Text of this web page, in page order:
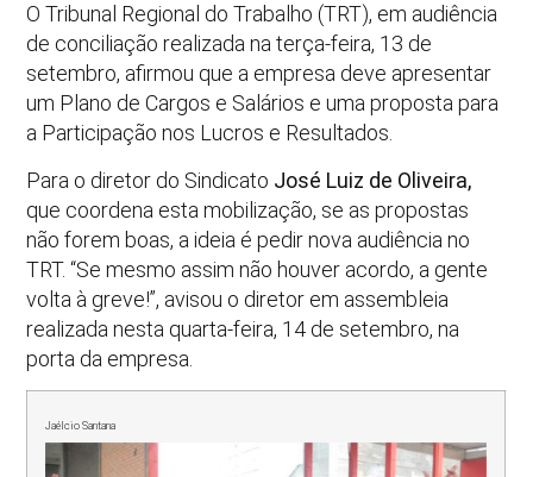
O Tribunal Regional do Trabalho (TRT), em audiência
de conciliação realizada na terça-feira, 13 de
setembro, afirmou que a empresa deve apresentar
um Plano de Cargos e Salários e uma proposta para
a Participação nos Lucros e Resultados.
Para o diretor do Sindicato José Luiz de Oliveira,
que coordena esta mobilização, se as propostas
não forem boas, a ideia é pedir nova audiência no
TRT. “Se mesmo assim não houver acordo, a gente
volta à greve!”, avisou o diretor em assembleia
realizada nesta quarta-feira, 14 de setembro, na
porta da empresa.
Jaélcio Santana